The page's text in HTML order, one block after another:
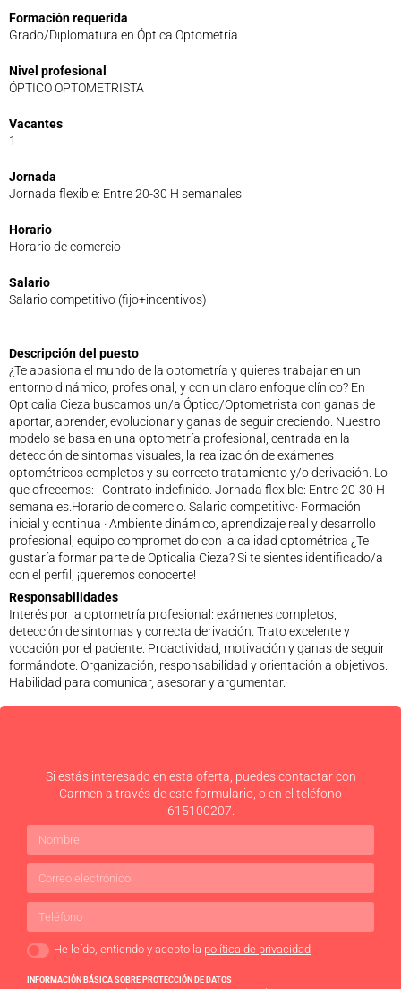
Legislación
Ventajas
Canal ético
Calendario
Vídeos de formación
MURCIA OPTOM MEETING 2025
EL COORM EN EL OPTOM 2024
V Congreso de Salud Visual y Pediatría 2022
Transparencia
Actualidad
Contacto
Formación requerida
Grado/Diplomatura en Óptica Optometría
Nivel profesional
ÓPTICO OPTOMETRISTA
Vacantes
1
Jornada
Jornada flexible: Entre 20-30 H semanales
Horario
Horario de comercio
Salario
Salario competitivo (fijo+incentivos)
Descripción del puesto
¿Te apasiona el mundo de la optometría y quieres trabajar en un
entorno dinámico, profesional, y con un claro enfoque clínico? En
Opticalia Cieza buscamos un/a Óptico/Optometrista con ganas de
aportar, aprender, evolucionar y ganas de seguir creciendo. Nuestro
modelo se basa en una optometría profesional, centrada en la
detección de síntomas visuales, la realización de exámenes
optométricos completos y su correcto tratamiento y/o derivación. Lo
que ofrecemos: · Contrato indefinido. Jornada flexible: Entre 20-30 H
semanales.Horario de comercio. Salario competitivo· Formación
inicial y continua · Ambiente dinámico, aprendizaje real y desarrollo
profesional, equipo comprometido con la calidad optométrica ¿Te
gustaría formar parte de Opticalia Cieza? Si te sientes identificado/a
con el perfil, ¡queremos conocerte!
Responsabilidades
Interés por la optometría profesional: exámenes completos,
detección de síntomas y correcta derivación. Trato excelente y
vocación por el paciente. Proactividad, motivación y ganas de seguir
formándote. Organización, responsabilidad y orientación a objetivos.
Habilidad para comunicar, asesorar y argumentar.
Si estás interesado en esta oferta, puedes contactar con
Carmen a través de este formulario, o en el teléfono
615100207.
He leído, entiendo y acepto la política de privacidad
INFORMACIÓN BÁSICA SOBRE PROTECCIÓN DE DATOS